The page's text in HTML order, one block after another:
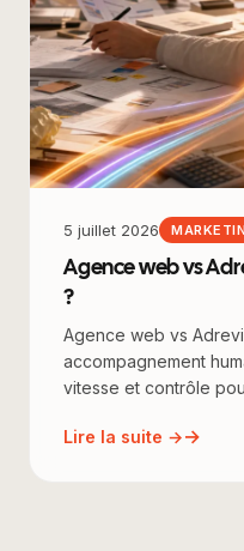
5 juillet 2026
Agence web vs
?
Agence web vs
accompagnement
vitesse et contrôle
Lire la suite →